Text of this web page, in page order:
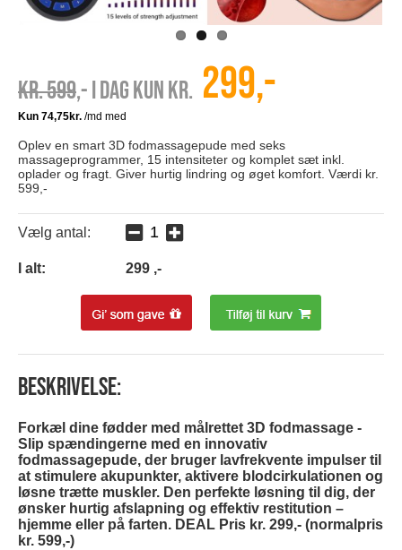
Kr. 599,- I dag kun kr. 299,-
Oplev en smart 3D fodmassagepude med seks
massageprogrammer, 15 intensiteter og komplet sæt inkl.
oplader og fragt. Giver hurtig lindring og øget komfort. Værdi kr.
599,-
Vælg antal:
I alt: 299 ,-
Beskrivelse:
Forkæl dine fødder med målrettet 3D fodmassage -
Slip spændingerne med en innovativ
fodmassagepude, der bruger lavfrekvente impulser til
at stimulere akupunkter, aktivere blodcirkulationen og
løsne trætte muskler. Den perfekte løsning til dig, der
ønsker hurtig afslapning og effektiv restitution –
hjemme eller på farten. DEAL Pris kr. 299,- (normalpris
kr. 599,-)